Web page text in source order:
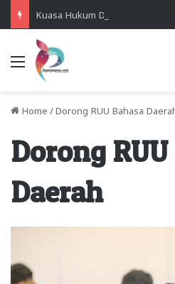
Menu
Home / Dorong RUU Bahasa
Dorong
Daerah